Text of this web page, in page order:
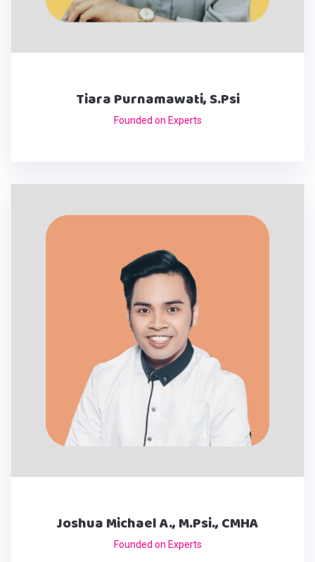
Tiara Purnamawati, S.Psi
Founded on Experts
Joshua Michael A., M.Psi., CMHA
Founded on Experts